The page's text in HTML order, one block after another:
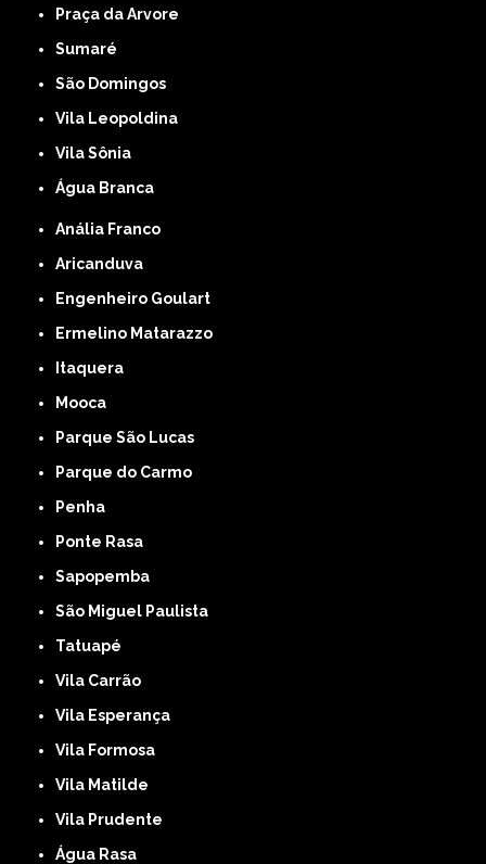
Praça da Arvore
Sumaré
São Domingos
Vila Leopoldina
Vila Sônia
Água Branca
Anália Franco
Aricanduva
Engenheiro Goulart
Ermelino Matarazzo
Itaquera
Mooca
Parque São Lucas
Parque do Carmo
Penha
Ponte Rasa
Sapopemba
São Miguel Paulista
Tatuapé
Vila Carrão
Vila Esperança
Vila Formosa
Vila Matilde
Vila Prudente
Água Rasa